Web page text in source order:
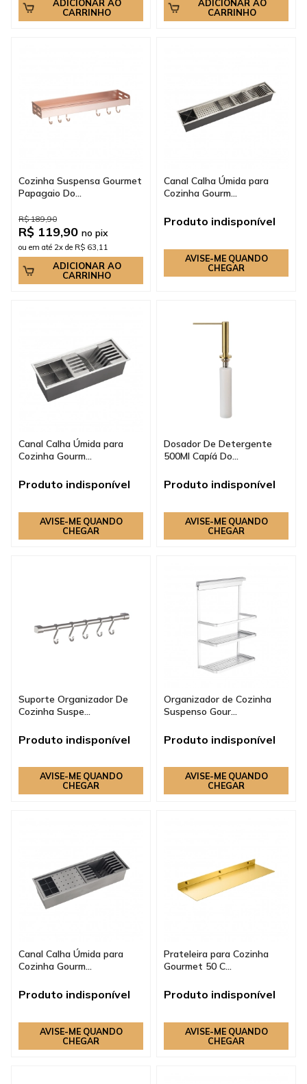
ADICIONAR AO
CARRINHO
ADICIONAR AO
CARRINHO
Cozinha Suspensa Gourmet
Papagaio Do...
R$ 189,90
R$ 119,90 no pix
ou em até 2x de R$ 63,11
ADICIONAR AO
CARRINHO
Canal Calha Úmida para
Cozinha Gourm...
Produto indisponível
AVISE-ME QUANDO
CHEGAR
Canal Calha Úmida para
Cozinha Gourm...
Produto indisponível
AVISE-ME QUANDO
CHEGAR
Dosador De Detergente
500Ml Capíá Do...
Produto indisponível
AVISE-ME QUANDO
CHEGAR
Suporte Organizador De
Cozinha Suspe...
Produto indisponível
AVISE-ME QUANDO
CHEGAR
Organizador de Cozinha
Suspenso Gour...
Produto indisponível
AVISE-ME QUANDO
CHEGAR
Canal Calha Úmida para
Cozinha Gourm...
Produto indisponível
AVISE-ME QUANDO
CHEGAR
Prateleira para Cozinha
Gourmet 50 C...
Produto indisponível
AVISE-ME QUANDO
CHEGAR